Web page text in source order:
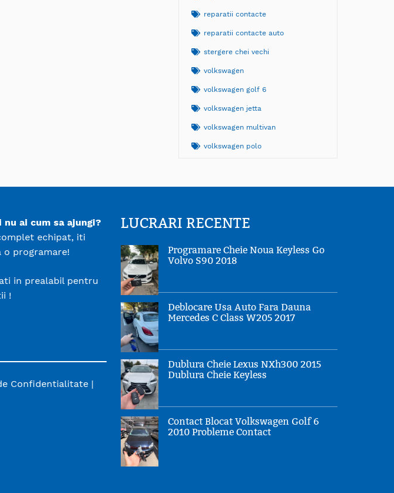
reparatii contacte
reparatii contacte auto
stergere chei vechi
volkswagen
volkswagen golf 6
volkswagen jetta
volkswagen multivan
volkswagen polo
ai cum sa ajungi?
echipat, iti
o programare!
in prealabil pentru
!
Confidentialitate |
LUCRARI RECENTE
Programare Cheie Noua Keyless Go
Volvo S90 2018
Deblocare Usa Auto Fara Dauna
Mercedes C Class W205 2017
Dublura Cheie Lexus NXh300 2015
Dublura Cheie Keyless
Contact Blocat Volkswagen Golf 6
2010 Probleme Contact